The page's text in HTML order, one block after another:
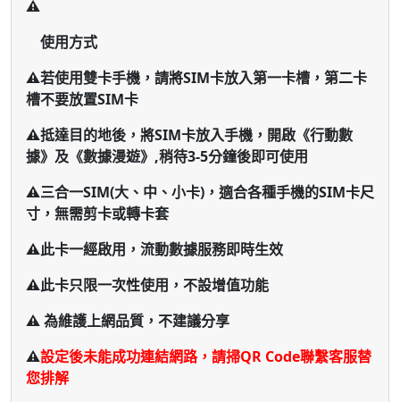
⚠️
使用方式
⚠️若使用雙卡手機，請將SIM卡放入第一卡槽，第二卡
槽不要放置SIM卡
⚠️抵達目的地後，將SIM卡放入手機，開啟《行動數
據》及《數據漫遊》,稍待3-5分鐘後即可使用
⚠️三合一SIM(大、中、小卡)，適合各種手機的SIM卡尺
寸，無需剪卡或轉卡套
⚠️此卡一經啟用，流動數據服務即時生效
⚠️此卡只限一次性使用，不設增值功能
⚠️ 為維護上網品質，不建議分享
⚠️設定後未能成功連結網路，請掃QR Code聯繫客服替
您排解